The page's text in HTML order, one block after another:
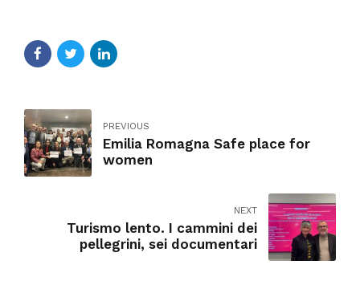
PREVIOUS
Emilia Romagna Safe place for
women
NEXT
Turismo lento. I cammini dei
pellegrini, sei documentari